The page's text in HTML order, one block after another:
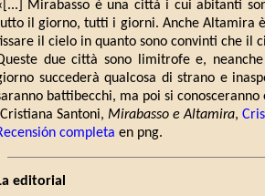
Mirabasso è una città i cui abitanti
il giorno, tutti i giorni. Anche Altamira
il cielo in quanto sono convinti che il
due città sono limitrofe e,
succederà qualcosa di strano e
battibecchi, ma poi si
Santoni, Mirabasso e Altamira,
completa en png.
editorial